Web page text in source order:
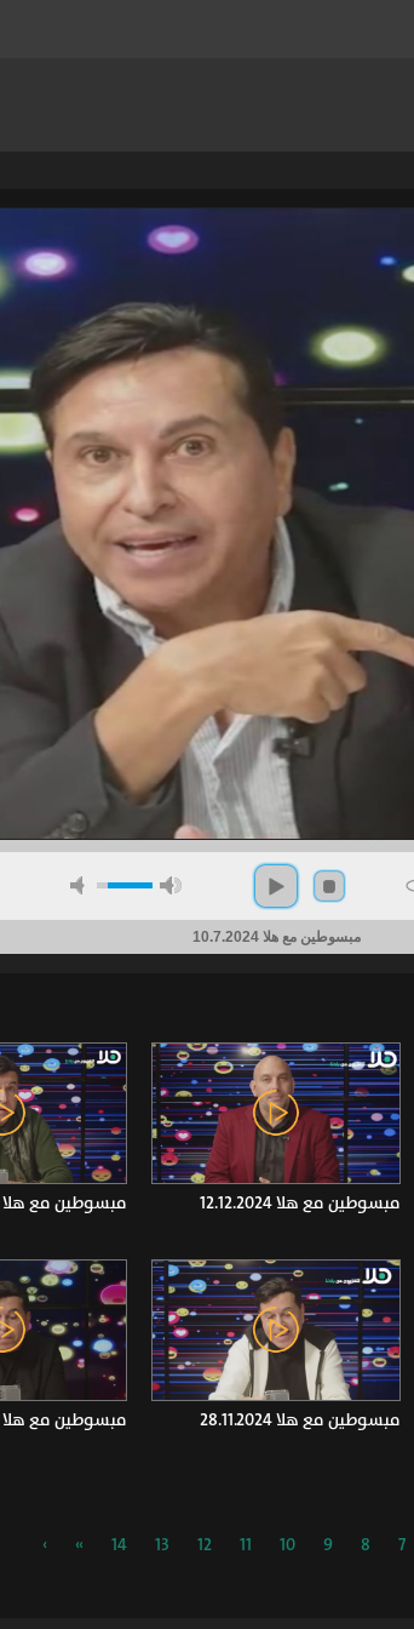
مبسوطين مع هلا 10.7.2024
مبسوطين مع هلا 12.12.2024 مبسوطين مع هلا 9.12.2024
مبسوطين مع هلا 28.11.2024 مبسوطين مع هلا 27.11.2024
7
8
9
10
11
12
13
14
»
›